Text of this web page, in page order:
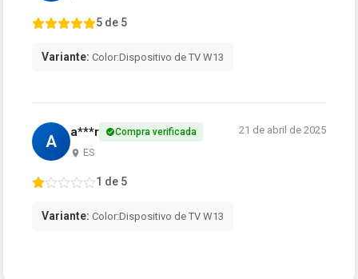
5 de 5
Variante: Color:Dispositivo de TV W13
A a***r Compra verificada
ES
21 de abril de 2025
1 de 5
Variante: Color:Dispositivo de TV W13